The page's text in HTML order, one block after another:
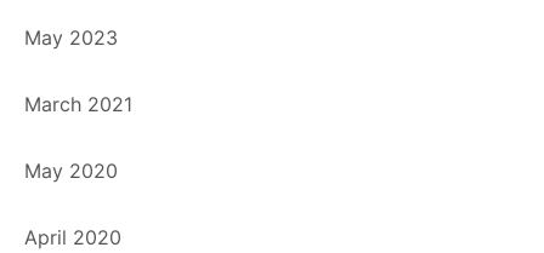
May 2023
March 2021
May 2020
April 2020